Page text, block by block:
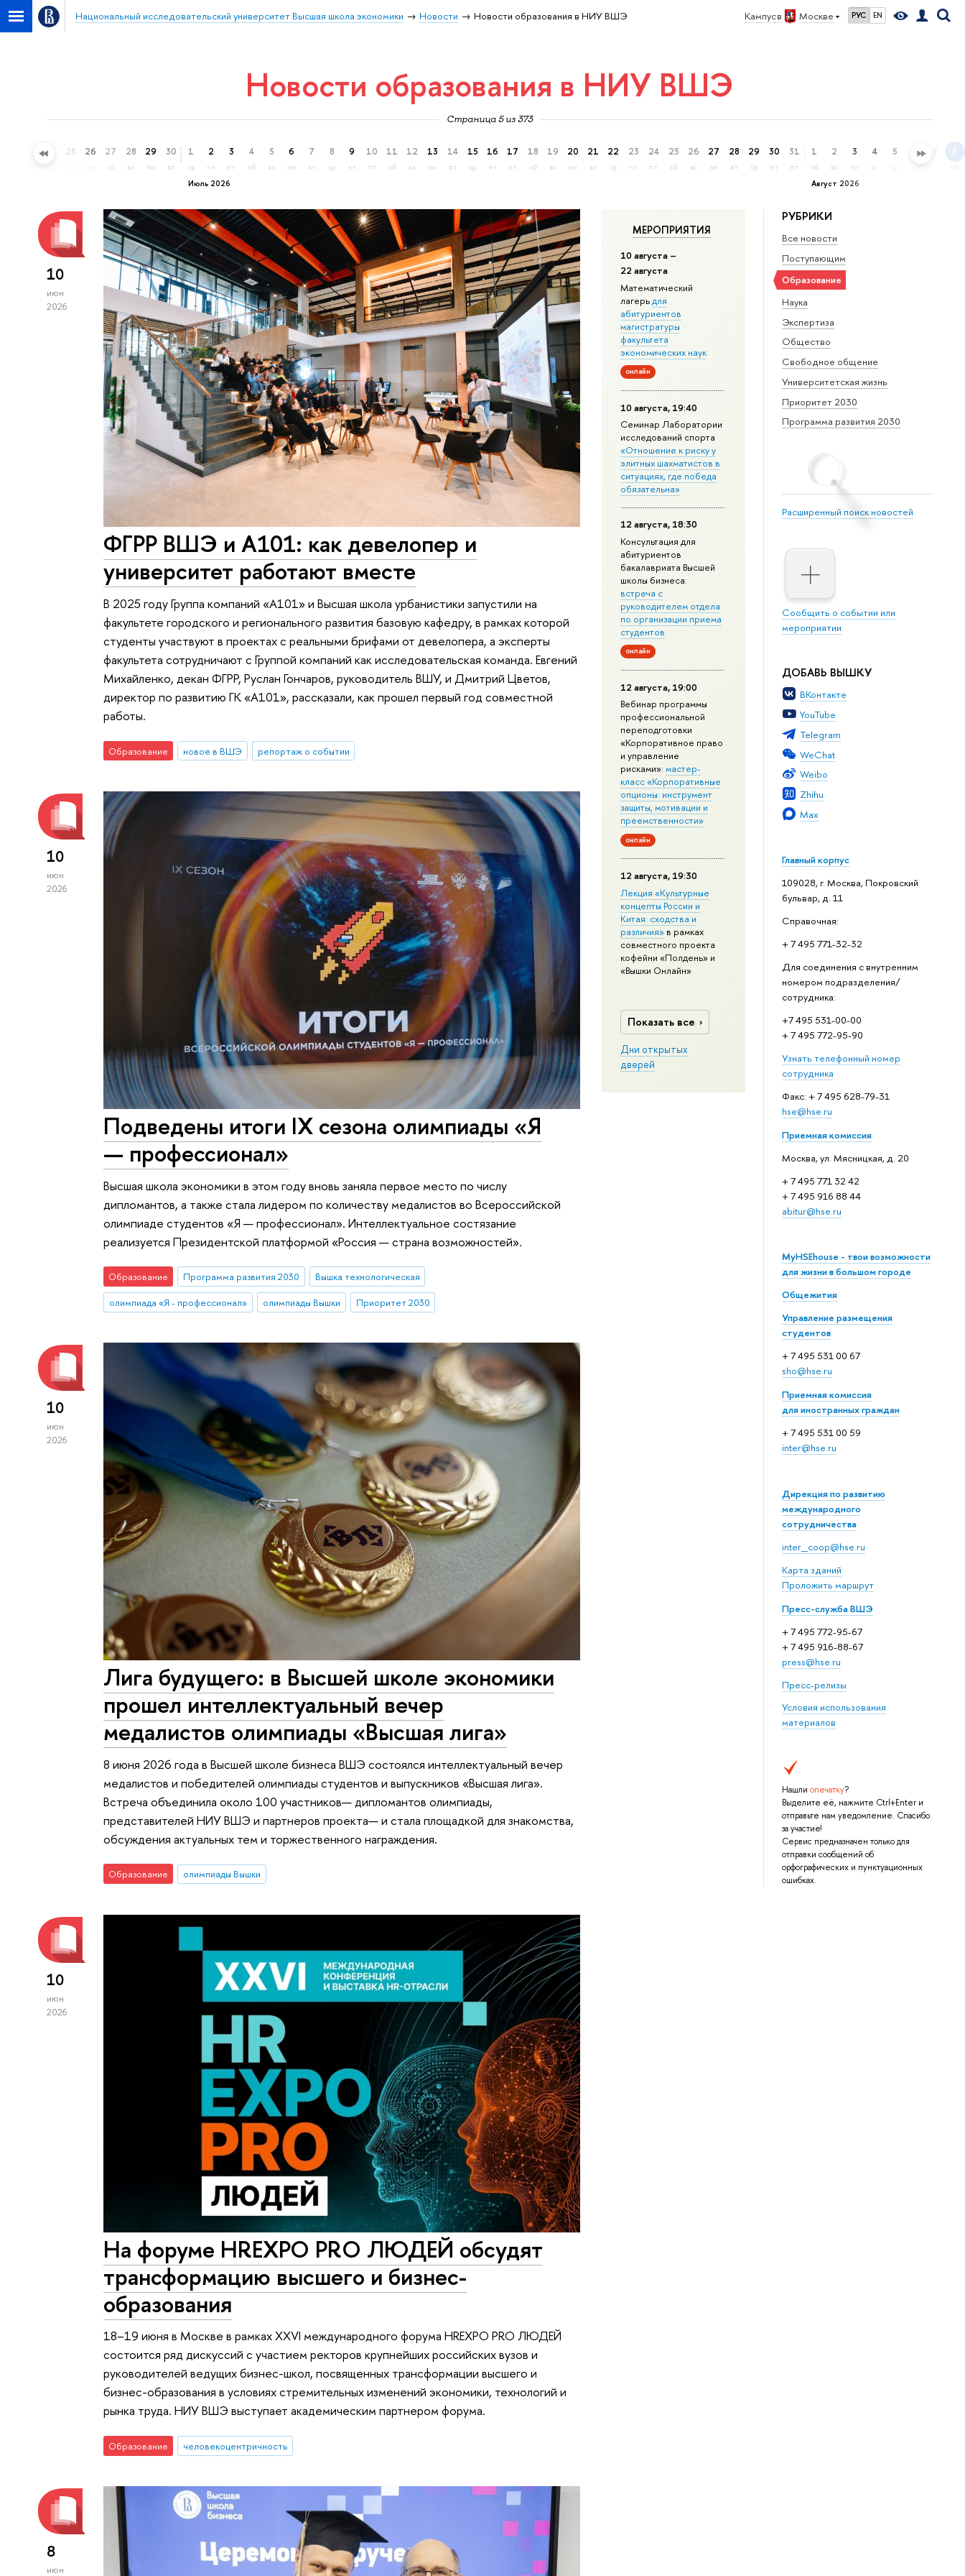
Кампус в Москве РУС EN
Национальный исследовательский университет Высшая школа экономики Новости Новости образования в НИУ ВШЭ
Новости образования в НИУ ВШЭ
Страница 5 из 373
24 25 26 27
сб
28
вс
29
пн
30
вт
Июль 2026
1
ср
2
чт
3
пт
4
сб
5
вс
6
пн
7
вт
8
ср
9
чт
10
пт
11
сб
12
вс
13
пн
14
вт
15
ср
16
чт
17
пт
18
сб
19
вс
20
пн
21
вт
22
ср
23
чт
24
пт
25
сб
26
вс
27
пн
28
вт
29
ср
30
чт
31
пт
Август 2026
1
сб
2
вс
3
пн
4 5 6 7 8
сб
РУБРИКИ
Все новости
Поступающим
Образование
Наука
Экспертиза
Общество
Свободное общение
Университетская жизнь
Приоритет 2030
Программа развития 2030
Расширенный поиск новостей
Сообщить о событии или
мероприятии
ДОБАВЬ ВЫШКУ
ВКонтакте
YouTube
Telegram
WeChat
Weibo
Zhihu
Max
Главный корпус
109028, г. Москва, Покровский
бульвар, д. 11
Справочная:
+ 7 495 771-32-32
Для соединения с внутренним
номером подразделения/
сотрудника:
+7 495 531-00-00
+ 7 495 772-95-90
Узнать телефонный номер
сотрудника
Факс: + 7 495 628-79-31
hse@hse.ru
Приемная комиссия
Москва, ул. Мясницкая, д. 20
+ 7 495 771 32 42
+ 7 495 916 88 44
abitur@hse.ru
MyHSEhouse - твои возможности
для жизни в большом городе
Общежития
Управление размещения
студентов
+ 7 495 531 00 67
sho@hse.ru
Приемная комиссия
для иностранных граждан
+ 7 495 531 00 59
inter@hse.ru
Дирекция по развитию
международного
сотрудничества
inter_coop@hse.ru
Карта зданий
Проложить маршрут
Пресс-служба ВШЭ
+ 7 495 772-95-67
+ 7 495 916-88-67
press@hse.ru
Пресс-релизы
Условия использования
материалов
Нашли опечатку?
Выделите её, нажмите Ctrl+Enter и
отправьте нам уведомление. Спасибо
за участие!
Сервис предназначен только для
отправки сообщений об
орфографических и пунктуационных
ошибках.
МЕРОПРИЯТИЯ
10 августа –
22 августа
Математический
лагерьдля
абитуриентов
магистратуры
факультета
экономических наук
онлайн
10 августа, 19:40
Семинар Лаборатории
исследований спорта
«Отношение к риску у
элитных шахматистов в
ситуациях, где победа
обязательна»
12 августа, 18:30
Консультация для
абитуриентов
бакалавриата Высшей
школы бизнеса:
встреча с
руководителем отдела
по организации приема
студентов
онлайн
12 августа, 19:00
Вебинар программы
профессиональной
переподготовки
«Корпоративное право
и управление
рисками»: мастер-
класс «Корпоративные
опционы: инструмент
защиты, мотивации и
преемственности»
онлайн
12 августа, 19:30
Лекция «Культурные
концепты России и
Китая: сходства и
различия»в рамках
совместного проекта
кофейни «Полдень» и
«Вышки Онлайн»
Показать все
Дни открытых
дверей
10
июн
2026
ФГРР ВШЭ и А101: как девелопер и
университет работают вместе
В 2025 году Группа компаний «А101» и Высшая школа урбанистики запустили на
факультете городского и регионального развития базовую кафедру, в рамках которой
студенты участвуют в проектах с реальными брифами от девелопера, а эксперты
факультета сотрудничают с Группой компаний как исследовательская команда. Евгений
Михайленко, декан ФГРР, Руслан Гончаров, руководитель ВШУ, и Дмитрий Цветов,
директор по развитию ГК «А101», рассказали, как прошел первый год совместной
работы.
Образование новое в ВШЭ репортаж о событии
10
июн
2026
Подведены итоги IX сезона олимпиады «Я
— профессионал»
Высшая школа экономики в этом году вновь заняла первое место по числу
дипломантов, а также стала лидером по количеству медалистов во Всероссийской
олимпиаде студентов «Я — профессионал». Интеллектуальное состязание
реализуется Президентской платформой «Россия — страна возможностей».
Образование Программа развития 2030
Вышка технологическая
олимпиада «Я - профессионал»
олимпиады Вышки Приоритет 2030
10
июн
2026
Лига будущего: в Высшей школе экономики
прошел интеллектуальный вечер
медалистов олимпиады «Высшая лига»
8 июня 2026 года в Высшей школе бизнеса ВШЭ состоялся интеллектуальный вечер
медалистов и победителей олимпиады студентов и выпускников «Высшая лига».
Встреча объединила около 100 участников— дипломантов олимпиады,
представителей НИУ ВШЭ и партнеров проекта— и стала площадкой для знакомства,
обсуждения актуальных тем и торжественного награждения.
Образование олимпиады Вышки
10
июн
2026
На форуме HREXPO PRO ЛЮДЕЙ обсудят
трансформацию высшего и бизнес-
образования
18–19 июня в Москве в рамках XXVI международного форума HREXPO PRO ЛЮДЕЙ
состоится ряд дискуссий с участием ректоров крупнейших российских вузов и
руководителей ведущих бизнес-школ, посвященных трансформации высшего и
бизнес-образования в условиях стремительных изменений экономики, технологий и
рынка труда. НИУ ВШЭ выступает академическим партнером форума.
Образование человекоцентричность
8
июн